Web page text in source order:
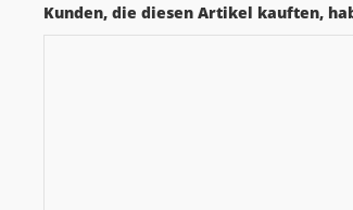
Kunden, die diesen Artikel kauften,